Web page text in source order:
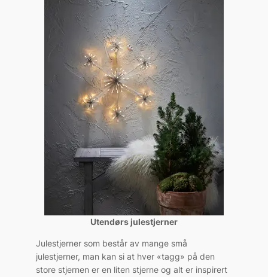
Utendørs julestjerner
Julestjerner som består av mange små
julestjerner, man kan si at hver «tagg» på den
store stjernen er en liten stjerne og alt er inspirert